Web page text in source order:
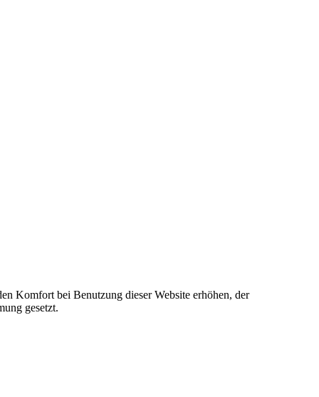
Komfort bei Benutzung dieser Website erhöhen, der
gesetzt.